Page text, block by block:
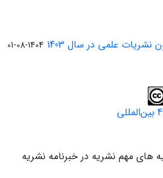
علمی در سال 1403 1404-08-01
های مهم نشریه در خبرنامه نشریه